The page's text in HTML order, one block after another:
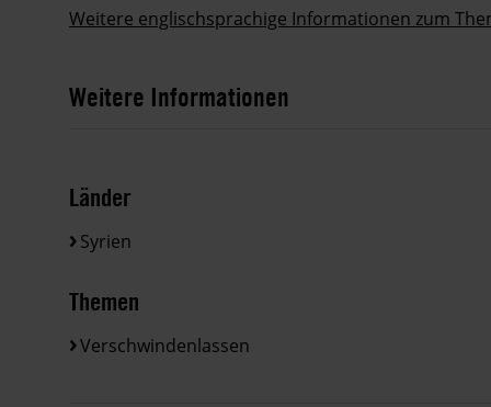
Weitere englischsprachige Informationen zum
Weitere Informationen
Länder
Syrien
Themen
Verschwindenlassen